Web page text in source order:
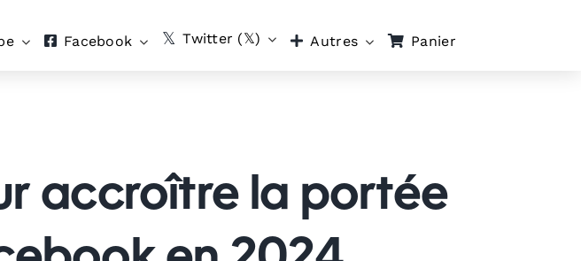
Facebook Twitter (𝕏) Autres Panier
accroître la portée